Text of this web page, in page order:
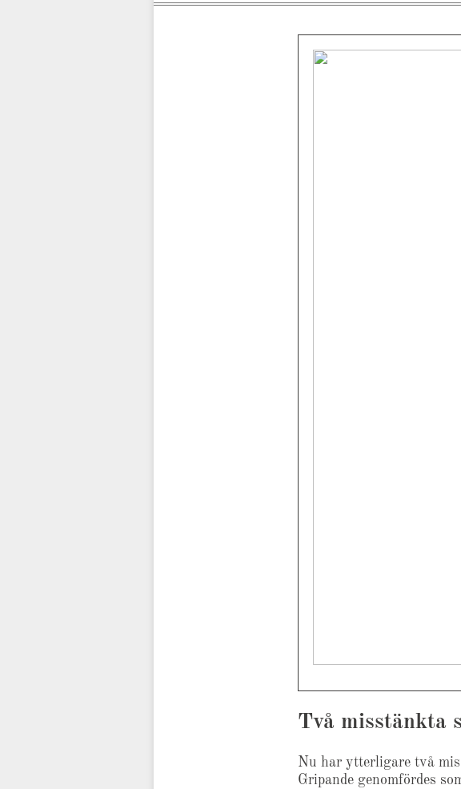
Två misstänkta
Nu har ytterligare två
Gripande genomfördes